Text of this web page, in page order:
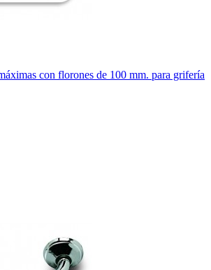
con florones de 100 mm. para grifería